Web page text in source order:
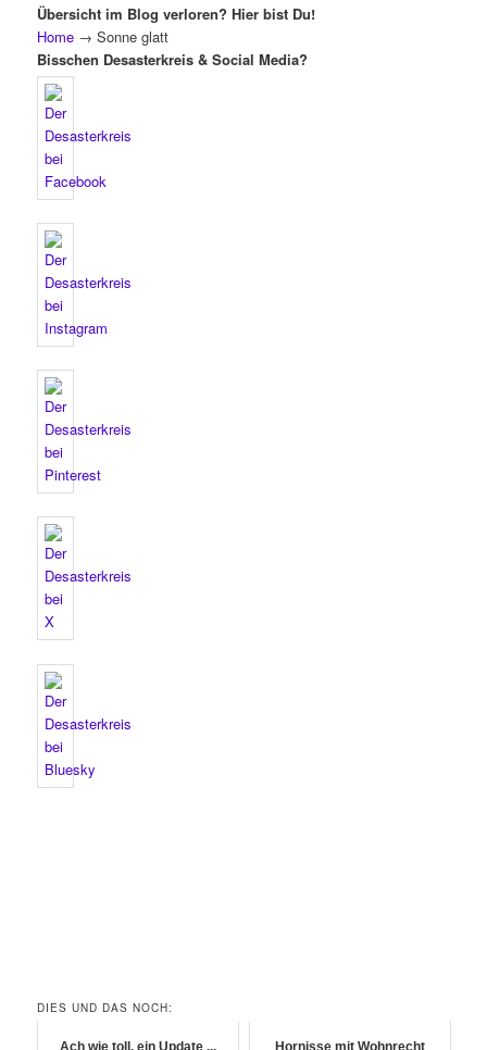
Übersicht im Blog verloren? Hier bist Du!
Home → Sonne glatt
Bisschen Desasterkreis & Social Media?
DIES UND DAS NOCH:
Ach wie toll, ein Update ... Hornisse mit Wohnrecht